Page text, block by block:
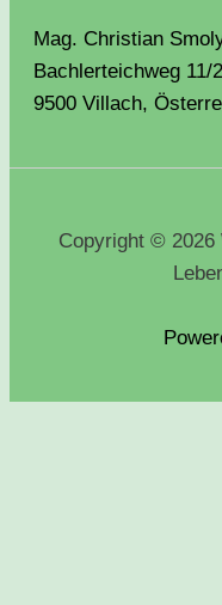
Mag. Christian
Bachlerteichweg 11/
9500 Villach,
Copyright © 2026